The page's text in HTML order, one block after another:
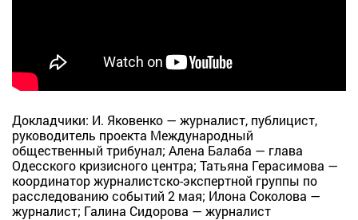
Докладчики: И. Яковенко — журналист, публицист,
руководитель проекта Международный
общественный трибунал; Алена Балаба — глава
Одесского кризисного центра; Татьяна Герасимова —
координатор журналистско-экспертной группы по
расследованию событий 2 мая; Илона Соколова —
журналист; Галина Сидорова — журналист